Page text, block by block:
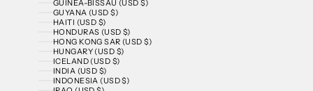
GUINEA-BISSAU (USD $)
GUYANA (USD $)
HAITI (USD $)
HONDURAS (USD $)
HONG KONG SAR (USD $)
HUNGARY (USD $)
ICELAND (USD $)
INDIA (USD $)
INDONESIA (USD $)